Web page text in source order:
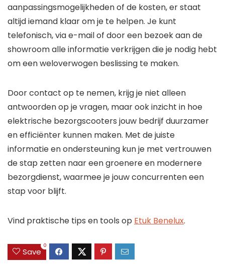
aanpassingsmogelijkheden of de kosten, er staat
altijd iemand klaar om je te helpen. Je kunt
telefonisch, via e-mail of door een bezoek aan de
showroom alle informatie verkrijgen die je nodig hebt
om een weloverwogen beslissing te maken.
Door contact op te nemen, krijg je niet alleen
antwoorden op je vragen, maar ook inzicht in hoe
elektrische bezorgscooters jouw bedrijf duurzamer
en efficiënter kunnen maken. Met de juiste
informatie en ondersteuning kun je met vertrouwen
de stap zetten naar een groenere en modernere
bezorgdienst, waarmee je jouw concurrenten een
stap voor blijft.
Vind praktische tips en tools op Etuk Benelux.
Save
0